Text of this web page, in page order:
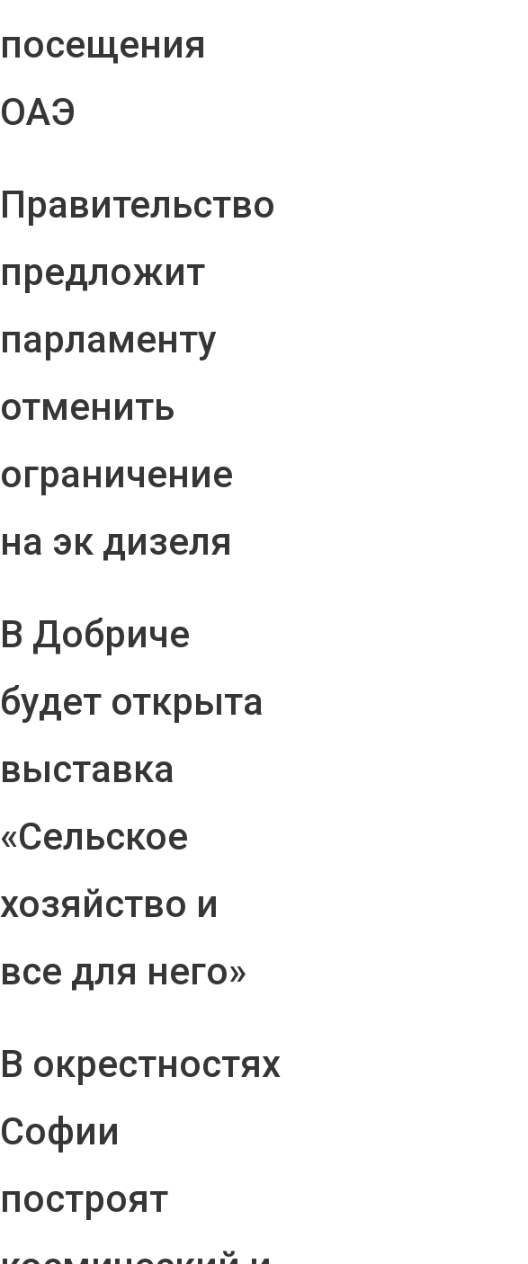
посещения
ОАЭ
Правительство
предложит
парламенту
отменить
ограничение
на эк дизеля
В Добриче
будет открыта
выставка
«Сельское
хозяйство и
все для него»
В окрестностях
Софии
построят